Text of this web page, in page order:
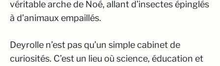
véritable arche de Noé, allant d’insectes épinglés
à d’animaux empaillés.
Deyrolle n’est pas qu’un simple cabinet de
curiosités. C’est un lieu où science, éducation et